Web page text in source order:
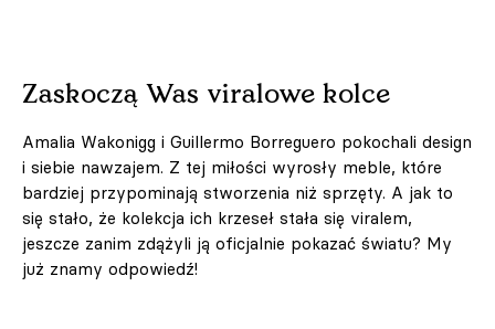
Zaskoczą Was viralowe kolce
Amalia Wakonigg i Guillermo Borreguero pokochali design
i siebie nawzajem. Z tej miłości wyrosły meble, które
bardziej przypominają stworzenia niż sprzęty. A jak to
się stało, że kolekcja ich krzeseł stała się viralem,
jeszcze zanim zdążyli ją oficjalnie pokazać światu? My
już znamy odpowiedź!